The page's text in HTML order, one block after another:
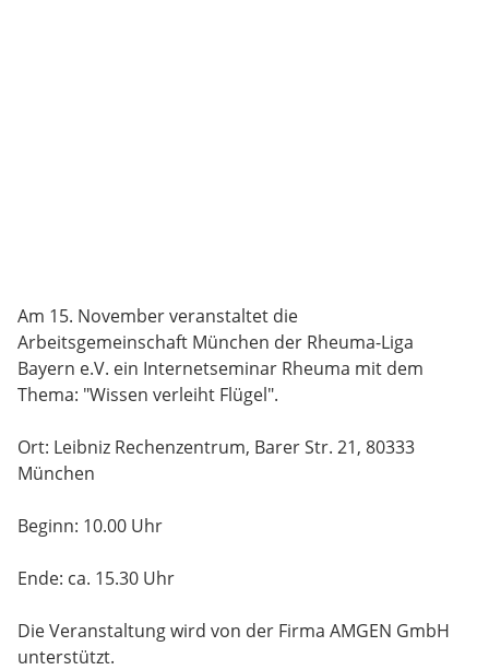
Am 15. November veranstaltet die
Arbeitsgemeinschaft München der Rheuma-Liga
Bayern e.V. ein Internetseminar Rheuma mit dem
Thema: "Wissen verleiht Flügel".
Ort: Leibniz Rechenzentrum, Barer Str. 21, 80333
München
Beginn: 10.00 Uhr
Ende: ca. 15.30 Uhr
Die Veranstaltung wird von der Firma AMGEN GmbH
unterstützt.